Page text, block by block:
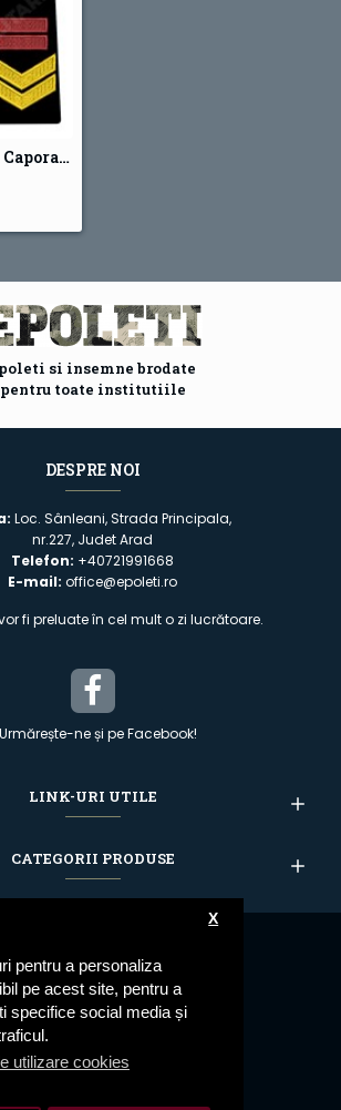
pentru a personaliza
pe acest site, pentru a
specifice social media și
utilizare cookies
X
Grade Student Caporal - Forte Navale oras - negru
si insemne brodate
pentru toate institutiile
DESPRE NOI
Loc. Sânleani, Strada Principala,
nr.227, Judet Arad
Telefon: +40721991668
E-mail: office@epoleti.ro
fi preluate în cel mult o zi lucrătoare.
Urmărește-ne și pe Facebook!
LINK-URI UTILE
CATEGORII PRODUSE